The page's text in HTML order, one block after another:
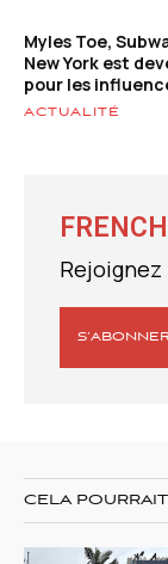
Myles Toe,
New York est
pour les
ACTUALITÉ
Rejoignez
CELA